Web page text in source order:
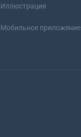
Иллюстрация
Мобильное приложение